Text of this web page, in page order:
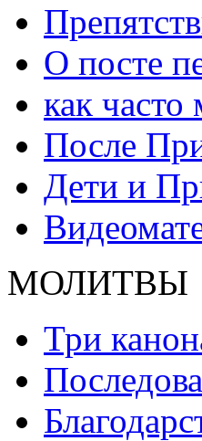
О посте
как
После
Дети и
МОЛИТВЫ
Три